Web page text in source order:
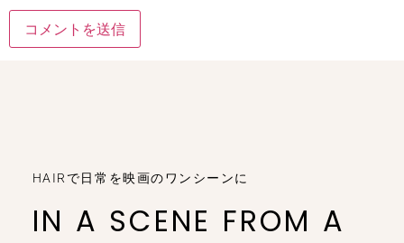
HAIRで日常を映画のワンシーンに
IN A SCENE FROM A